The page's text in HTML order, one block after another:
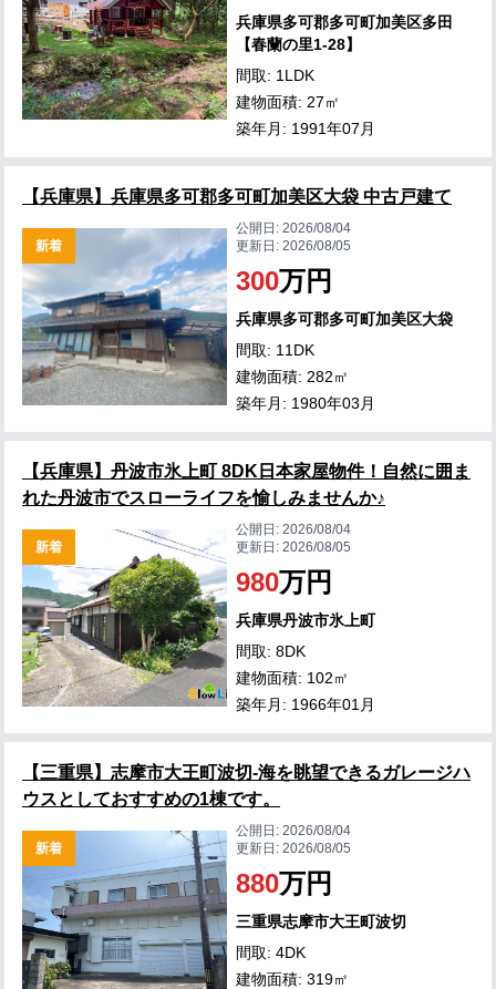
兵庫県多可郡多可町加美区多田
【春蘭の里1-28】
間取: 1LDK
建物面積: 27㎡
築年月: 1991年07月
【兵庫県】兵庫県多可郡多可町加美区大袋 中古戸建て
新着
公開日:2026/08/04
更新日:2026/08/05
300万円
兵庫県多可郡多可町加美区大袋
間取: 11DK
建物面積: 282㎡
築年月: 1980年03月
【兵庫県】丹波市氷上町 8DK日本家屋物件！自然に囲ま
れた丹波市でスローライフを愉しみませんか♪
新着
公開日:2026/08/04
更新日:2026/08/05
980万円
兵庫県丹波市氷上町
間取: 8DK
建物面積: 102㎡
築年月: 1966年01月
【三重県】志摩市大王町波切-海を眺望できるガレージハ
ウスとしておすすめの1棟です。
新着
公開日:2026/08/04
更新日:2026/08/05
880万円
三重県志摩市大王町波切
間取: 4DK
建物面積: 319㎡